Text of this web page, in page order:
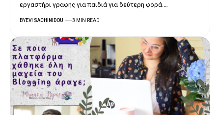
εργαστήρι γραφής για παιδιά για δεύτερη φορά.…
BYEVI SACHINIDOU 3 MIN READ